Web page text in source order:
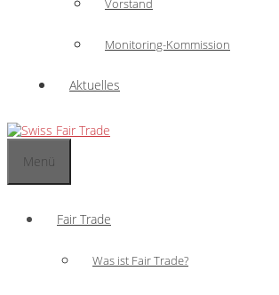
Vorstand
Monitoring-Kommission
Aktuelles
Menü
Fair Trade
Was ist Fair Trade?